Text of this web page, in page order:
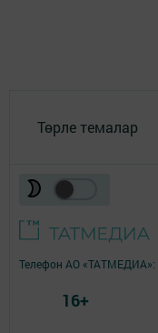
Төрле темалар
Телефон АО «ТАТМЕДИА»:
16+